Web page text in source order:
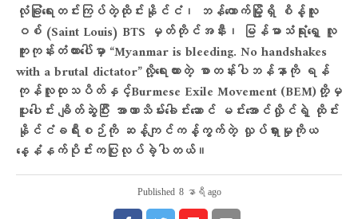
လုံခြုံရေးတင်းကြပ်တဲ့ထိုင်းနိုင်ငံ၊ ဘန်ကောက်မြို့ရှိ စိန့်လူး
ဝစ် (Saint Louis) BTS မှတ်တိုင်အနီး၊ မြန်မာသံရုံးရှေ့ လူ
ကူးကုန်းတံတားပေါ်မှာ “Myanmar is bleeding. No handshakes
with a brutal dictator”လို့​ရေးထားတဲ့ စာတန်းပါဘန်နာကို ရန်
ကုန်လူထုသပိတ်နှင့်Burmese Exile Movement (BEM)တို့မှ
ပူးပေါင်း ချိတ်ဆွဲပြီး အာဏာသိမ်း​ခေါင်း​ဆောင် မင်းအောင်လှိုင်ရဲ့ ထိုင်း
နိုင်ငံခရီးစဉ်ကို ဆန့်ကျင်ကန့်ကွက်တဲ့ လှုပ်ရှားမှုကိုယ​​
နေ့နံနက်ပိုင်းကပြုလုပ်ခဲ့ပါတယ်။
Published 8 နာရီ ago